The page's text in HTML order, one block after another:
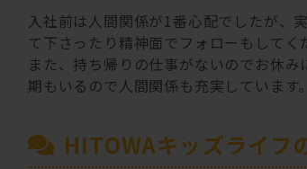
入社前は人間関係が1番心配でしたが、
て下さったり精神面でフォローもして
また、持ち帰りの仕事がないのでお休
期もいるので人間関係も充実しています。
HITOWAキッズライフ